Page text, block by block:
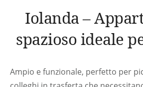
Iolanda –
spazioso ideale
Ampio e funzionale, perfetto per